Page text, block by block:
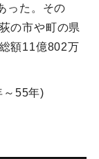
った。その
の市や町の県
額11億802万
～55年)